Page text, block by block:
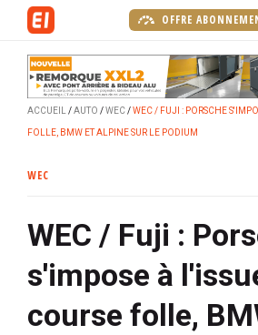
OFFRE
ACCUEIL AUTO WEC WEC / FUJI : PORSCHE
FOLLE, BMW ET ALPINE SUR LE PODIUM
WEC
WEC / Fuji :
s'impose à
course folle,